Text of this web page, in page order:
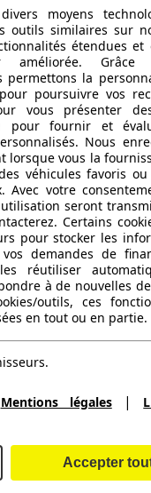
moyens
outils similaires sur
étendues et
améliorée.
permettons la
poursuivre vos
vous présenter
pour fournir et
Nous
lorsque vous la
véhicules favoris
votre
seront
Certains
pour stocker les
demandes de
réutiliser
à de nouvelles
outils, ces
en tout ou en partie.
Mentions légales|
Accepter